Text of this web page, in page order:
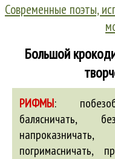
Современные поэты,
Большой
РИФМЫ:
балясничать,
напроказничать,
погримасничать,